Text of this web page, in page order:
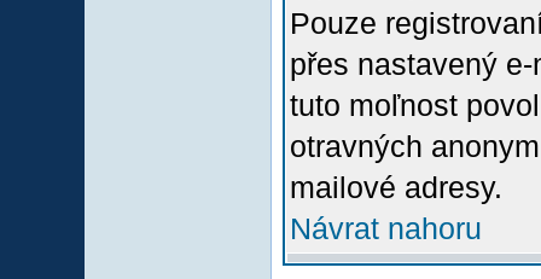
Pouze
přes nastavený
tuto moľnost
otravných
mailové adresy.
Návrat nahoru